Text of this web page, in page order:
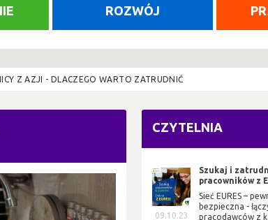
ROZWÓJ
Z AZJI - DLACZEGO WARTO ZATRUDNIĆ
CZYTELNIA
09.10.23
Szukaj i
pracowników z
Sieć EURES –
bezpieczna -
pracodawców z